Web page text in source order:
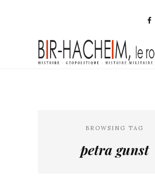
BROWSING TAG
petra gunst